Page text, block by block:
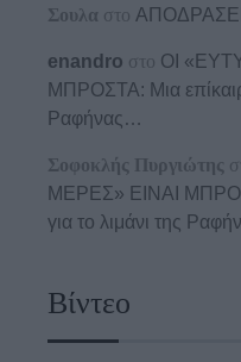
Σουλα στο
enandro στο ΟΙ
ΜΠΡΟΣΤΑ: Μια
Ραφήνας…
Σοφοκλής Πυργιώτης
ΜΕΡΕΣ» ΕΙΝΑΙ
για το λιμάνι της
Βίντεο